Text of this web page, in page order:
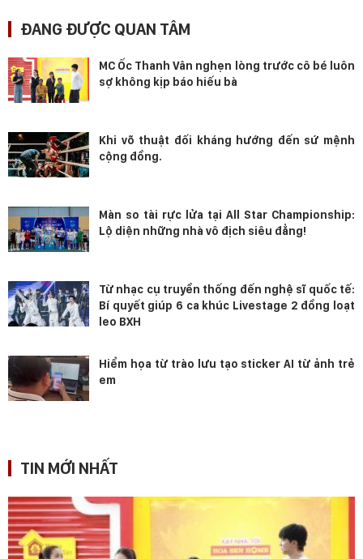
ĐANG ĐƯỢC QUAN TÂM
MC Ốc Thanh Vân nghẹn lòng trước cô bé luôn
sợ không kịp báo hiếu bà
Khi võ thuật đối kháng hướng đến sứ mệnh
cộng đồng.
Màn so tài rực lửa tại All Star Championship:
Lộ diện những nhà vô địch siêu đẳng!
Từ nhạc cụ truyền thống đến nghệ sĩ quốc tế:
Bí quyết giúp 6 ca khúc Livestage 2 đồng loạt
leo BXH
Hiểm họa từ trào lưu tạo sticker AI từ ảnh trẻ
em
TIN MỚI NHẤT